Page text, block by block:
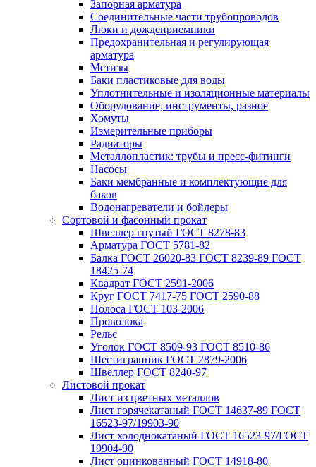
Запорная арматура
Соединительные части трубопроводов
Люки и дождеприемники
Предохранительная и регулирующая
арматура
Метизы
Баки пластиковые для воды
Уплотнительные и изоляционные материалы
Оборудование, инструменты, разное
Хомуты
Измерительные приборы
Радиаторы
Металлопластик: трубы и пресс-фитинги
Насосы
Баки мембранные и комплектующие для
баков
Водонагреватели и бойлеры
Сортовой и фасонный прокат
Швеллер гнутый ГОСТ 8278-83
Арматура ГОСТ 5781-82
Балка ГОСТ 26020-83 ГОСТ 8239-89 ГОСТ
18425-74
Квадрат ГОСТ 2591-2006
Круг ГОСТ 7417-75 ГОСТ 2590-88
Полоса ГОСТ 103-2006
Проволока
Рельс
Уголок ГОСТ 8509-93 ГОСТ 8510-86
Шестигранник ГОСТ 2879-2006
Швеллер ГОСТ 8240-97
Листовой прокат
Лист из цветных металлов
Лист горячекатаный ГОСТ 14637-89 ГОСТ
16523-97/19903-90
Лист холоднокатаный ГОСТ 16523-97/ГОСТ
19904-90
Лист оцинкованный ГОСТ 14918-80